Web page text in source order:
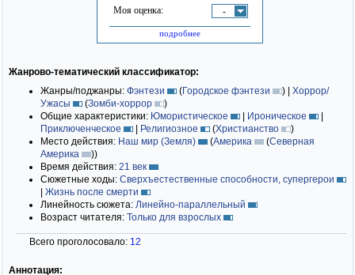
Моя оценка: -
подробнее
Жанрово-тематический классификатор:
Жанры/поджанры: Фэнтези (Городское фэнтези ) | Хоррор/
Ужасы
(Зомби-хоррор
)
Общие характеристики: Юмористическое | Ироническое
|
Приключенческое
| Религиозное (Христианство
)
Место действия: Наш мир (Земля) (Америка (Северная
Америка
))
Время действия: 21 век
Сюжетные ходы: Сверхъестественные способности, супергерои
| Жизнь после смерти
Линейность сюжета: Линейно-параллельный
Возраст читателя: Только для взрослых
Всего проголосовало: 12
Аннотация: